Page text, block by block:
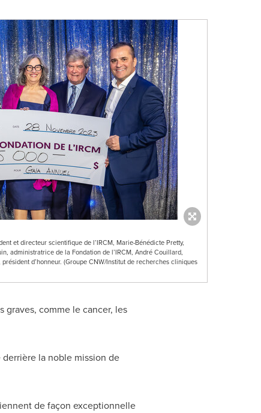
et directeur scientifique de l’IRCM, Marie-Bénédicte Pretty,
administratrice de la Fondation de l’IRCM, André Couillard,
d’honneur. (Groupe CNW/Institut de recherches cliniques
graves, comme le cancer, les
la noble mission de
de façon exceptionnelle